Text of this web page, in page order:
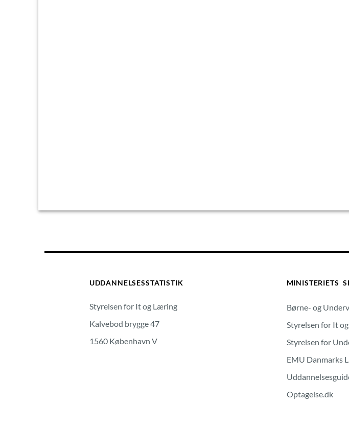
UDDANNELSESSTATISTIK
Styrelsen for It og Læring
Kalvebod brygge 47
1560 København V
MINISTERIETS
Børne- og
Styrelsen for It
Styrelsen for
EMU Danmarks
Optagelse.dk